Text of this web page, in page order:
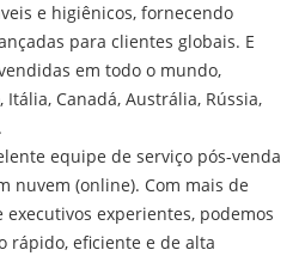
e higiênicos, fornecendo
para clientes globais. E
em todo o mundo,
Canadá, Austrália, Rússia,
equipe de serviço pós-venda
nuvem (online). Com mais de
experientes, podemos
rápido, eficiente e de alta